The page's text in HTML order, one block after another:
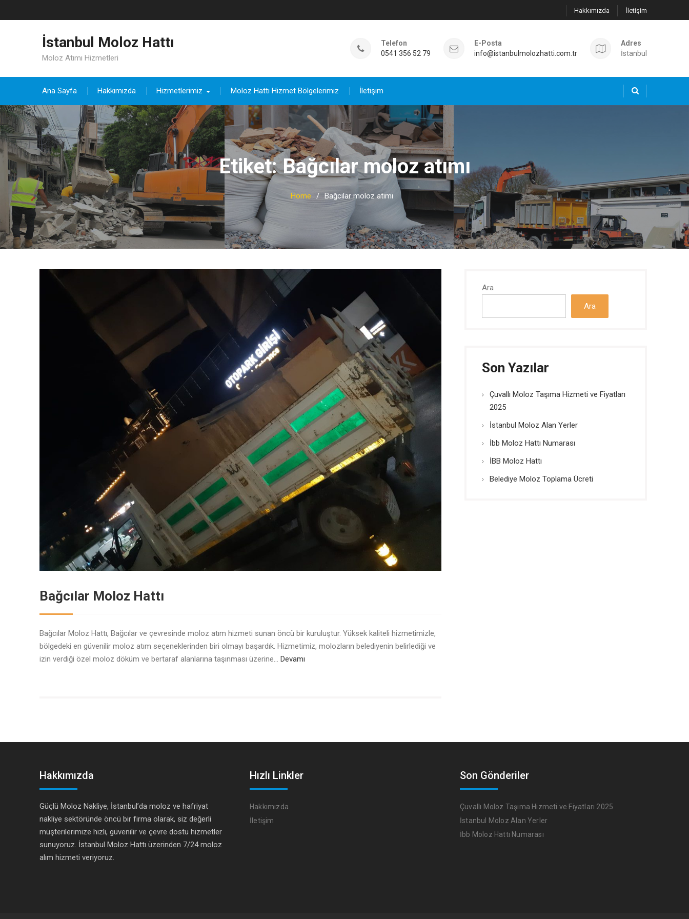
to
Hakkımızda İletişim
İstanbul Moloz Hattı
Moloz Atımı Hizmetleri
Telefon
0541 356 52 79
E-Posta
info@istanbulmolozhatti.com.tr
Adres
İstanbul
Ana Sayfa Hakkımızda Hizmetlerimiz Moloz Hattı Hizmet Bölgelerimiz İletişim
Etiket:Bağcılar moloz atımı
Home Bağcılar moloz atımı
Bağcılar Moloz Hattı
Bağcılar Moloz Hattı, Bağcılar ve çevresinde moloz atım hizmeti sunan öncü bir kuruluştur. Yüksek kaliteli hizmetimizle,
bölgedeki en güvenilir moloz atım seçeneklerinden biri olmayı başardık. Hizmetimiz, molozların belediyenin belirlediği ve
izin verdiği özel moloz döküm ve bertaraf alanlarına taşınması üzerine… Devamı
Ara
Ara
Son Yazılar
Çuvallı Moloz Taşıma Hizmeti ve Fiyatları
2025
İstanbul Moloz Alan Yerler
İbb Moloz Hattı Numarası
İBB Moloz Hattı
Belediye Moloz Toplama Ücreti
Hakkımızda
Güçlü Moloz Nakliye, İstanbul’da moloz ve hafriyat
nakliye sektöründe öncü bir firma olarak, siz değerli
müşterilerimize hızlı, güvenilir ve çevre dostu hizmetler
sunuyoruz. İstanbul Moloz Hattı üzerinden 7/24 moloz
alım hizmeti veriyoruz.
Hızlı Linkler
Hakkımızda
İletişim
Son Gönderiler
Çuvallı Moloz Taşıma Hizmeti ve Fiyatları 2025
İstanbul Moloz Alan Yerler
İbb Moloz Hattı Numarası